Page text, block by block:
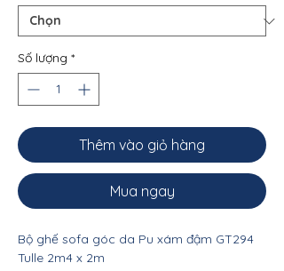
Số lượng *
Thêm vào giỏ hàng
Mua ngay
Bộ ghế sofa góc da Pu xám đậm GT294
Tulle 2m4 x 2m